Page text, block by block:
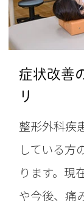
症状改善
リ
整形外科疾
している方
ります。現
や今後、痛